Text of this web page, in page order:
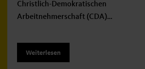
Christlich-Demokratischen
Arbeitnehmerschaft (CDA)…
Weiterlesen